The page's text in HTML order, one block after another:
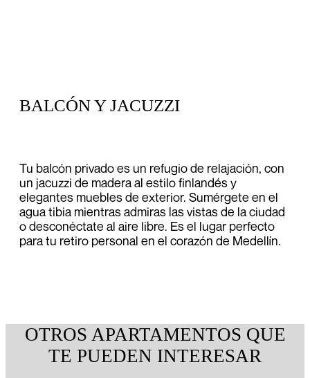
BALCÓN Y JACUZZI
Tu balcón privado es un refugio de relajación, con
un jacuzzi de madera al estilo finlandés y
elegantes muebles de exterior. Sumérgete en el
agua tibia mientras admiras las vistas de la ciudad
o desconéctate al aire libre. Es el lugar perfecto
para tu retiro personal en el corazón de Medellín.
OTROS APARTAMENTOS QUE
TE PUEDEN INTERESAR